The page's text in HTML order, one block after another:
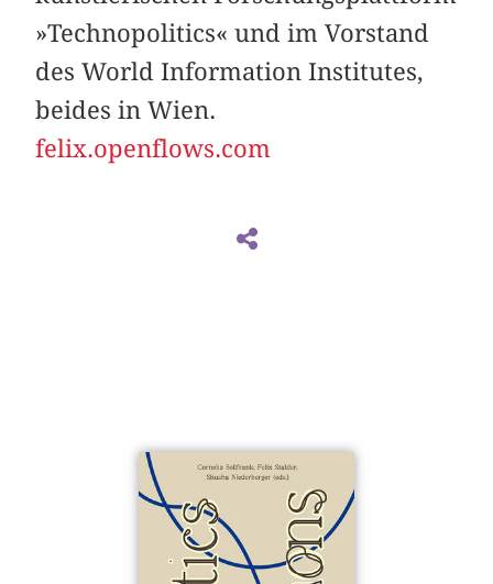
»Technopolitics« und im Vorstand
des World Information Institutes,
beides in Wien.
felix.openflows.com